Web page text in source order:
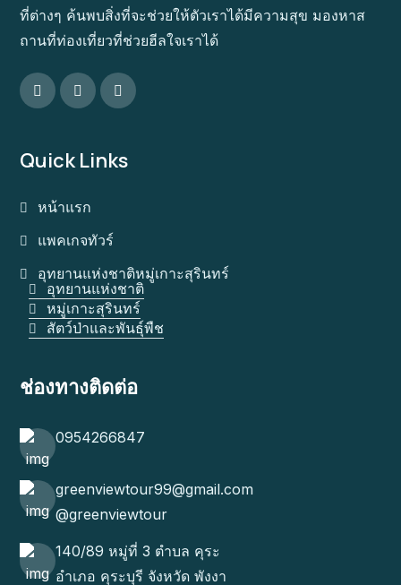
ที่ต่างๆ ค้นพบสิ่งที่จะช่วยให้ตัวเราได้มีความสุข มองหาส
ถานที่ท่องเที่ยวที่ช่วยฮีลใจเราได้
Quick Links
หน้าแรก
แพคเกจทัวร์
อุทยานแห่งชาติหมู่เกาะสุรินทร์
อุทยานแห่งชาติ
หมู่เกาะสุรินทร์
สัตว์ป่าและพันธุ์พืช
ช่องทางติดต่อ
0954266847
greenviewtour99@gmail.com
@greenviewtour
140/89 หมู่ที่ 3 ตำบล คุระ
อำเภอ คุระบุรี จังหวัด พังงา